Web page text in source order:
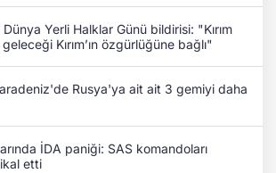
Yerli Halklar Günü bildirisi: "Kırım
geleceği Kırım’ın özgürlüğüne bağlı"
Rusya'ya ait ait 3 gemiyi daha
İDA paniği: SAS komandoları
etti